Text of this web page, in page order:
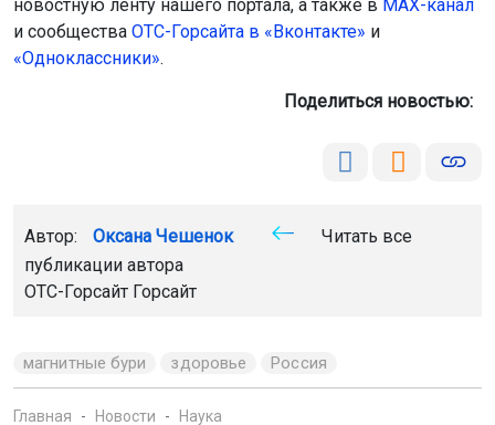
новостную ленту нашего портала, а также в МАХ-канал
и сообщества ОТС-Горсайта в «Вконтакте» и
«Одноклассники».
Поделиться новостью:
Автор: Оксана Чешенок
Читать все
публикации автора
ОТС-Горсайт Горсайт
магнитные бури здоровье Россия
Главная Новости Наука